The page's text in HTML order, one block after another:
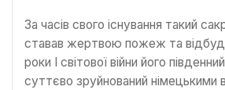
За часів свого існування такий
ставав жертвою пожеж та
роки І світової війни його
суттєво зруйнований німецькими